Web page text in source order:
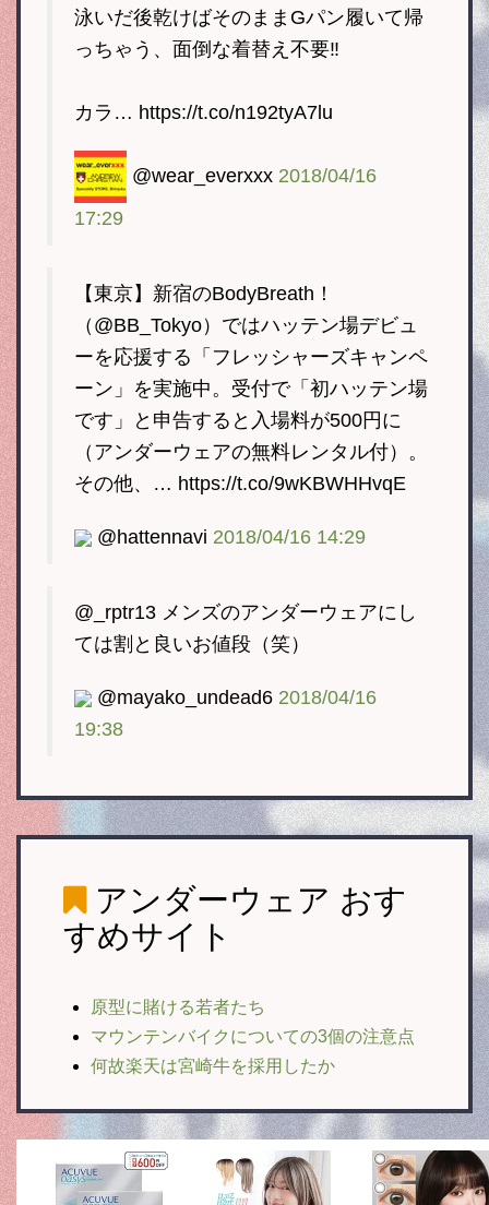
泳いだ後乾けばそのままGパン履いて帰
っちゃう、面倒な着替え不要‼️
カラ… https://t.co/n192tyA7lu
@wear_everxxx 2018/04/16
17:29
【東京】新宿のBodyBreath！
（@BB_Tokyo）ではハッテン場デビュ
ーを応援する「フレッシャーズキャンペ
ーン」を実施中。受付で「初ハッテン場
です」と申告すると入場料が500円に
（アンダーウェアの無料レンタル付）。
その他、… https://t.co/9wKBWHHvqE
@hattennavi 2018/04/16 14:29
@_rptr13 メンズのアンダーウェアにし
ては割と良いお値段（笑）
@mayako_undead6 2018/04/16
19:38
アンダーウェア おす
すめサイト
原型に賭ける若者たち
マウンテンバイクについての3個の注意点
何故楽天は宮崎牛を採用したか